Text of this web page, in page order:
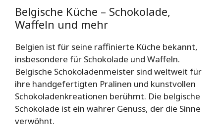
Belgische Küche – Schokolade,
Waffeln und mehr
Belgien ist für seine raffinierte Küche bekannt,
insbesondere für Schokolade und Waffeln.
Belgische Schokoladenmeister sind weltweit für
ihre handgefertigten Pralinen und kunstvollen
Schokoladenkreationen berühmt. Die belgische
Schokolade ist ein wahrer Genuss, der die Sinne
verwöhnt.